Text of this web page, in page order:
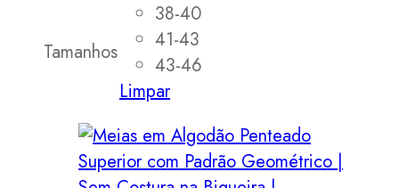
Tamanhos
38-40
41-43
43-46
Limpar